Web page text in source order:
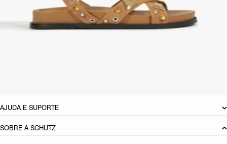
AJUDA E SUPORTE
SOBRE A SCHUTZ